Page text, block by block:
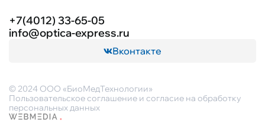
+7(4012) 33-65-05
info@optica-express.ru
Вконтакте
© 2024 ООО «БиоМедТехнологии»
Пользовательское соглашение и согласие на обработку
персональных данных